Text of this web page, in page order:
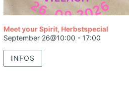
Meet your Spirit, Herbstspecial
September 26@10:00 - 17:00
INFOS